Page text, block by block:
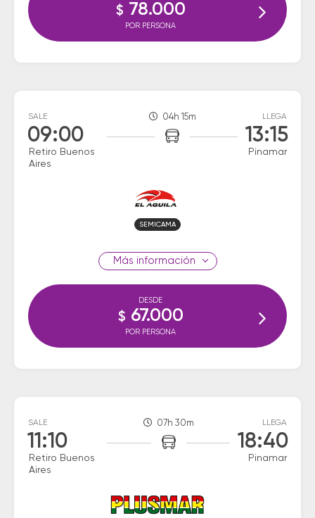
$ 78.000
POR PERSONA
SALE
09:00
Retiro Buenos
Aires
04h 15m LLEGA
13:15
Pinamar
SEMICAMA
información
DESDE
$ 67.000
POR PERSONA
SALE
11:10
Retiro Buenos
Aires
07h 30m LLEGA
18:40
Pinamar